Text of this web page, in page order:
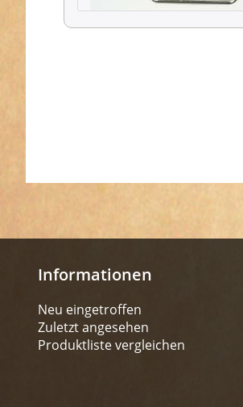
Informationen
Neu eingetroffen
Zuletzt angesehen
Produktliste vergleichen